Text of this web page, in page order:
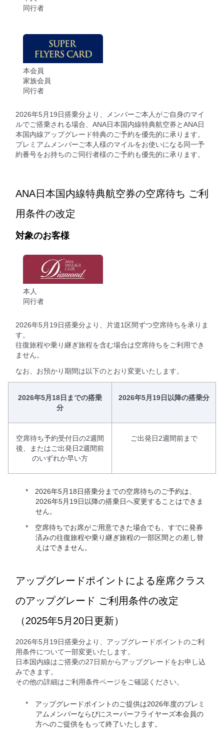
同行者
本会員
家族会員
同行者
2026年5月19日搭乗分より、メンバーご本人がご自身のマイ
ルでご搭乗される場合、ANA日本国内線特典航空券とANA日
本国内線アップグレード特典のご予約を優先的に承ります。
プレミアムメンバーご本人様のマイルをお使いになる同一予
約番号をお持ちのご同行者様のご予約も優先的に承ります。
ANA日本国内線特典航空券の空席待ち ご利
用条件の改定
対象のお客様
本人
同行者
2026年5月19日搭乗分より、片道1区間ずつ空席待ちを承りま
す。
往復旅程や乗り継ぎ旅程を含む場合は空席待ちをご利用でき
ません。
なお、お預かり期間は以下のとおり変更いたします。
2026年5月18日までの搭乗
分
2026年5月19日以降の搭乗分
空席待ち予約受付日の2週間
後、またはご出発日2週間前
のいずれか早い方
ご出発日2週間前まで
2026年5月18日搭乗分までの空席待ちのご予約は、
2026年5月19日以降の搭乗日へ変更することはできま
せん。
空席待ちでお席がご用意できた場合でも、すでに発券
済みの往復旅程や乗り継ぎ旅程の一部区間との差し替
えはできません。
アップグレードポイントによる座席クラス
のアップグレード ご利用条件の改定
（2025年5月20日更新）
2026年5月19日搭乗分より、アップグレードポイントのご利
用条件について一部変更いたします。
日本国内線はご搭乗の27日前からアップグレードをお申し込
みできます。
その他の詳細はご利用条件ページをご確認ください。
アップグレードポイントのご提供は2026年度のプレミ
アムメンバーならびにスーパーフライヤーズ本会員の
方へのご提供をもって終了いたします。